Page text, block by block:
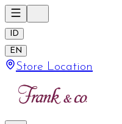
ID
EN
Store Location